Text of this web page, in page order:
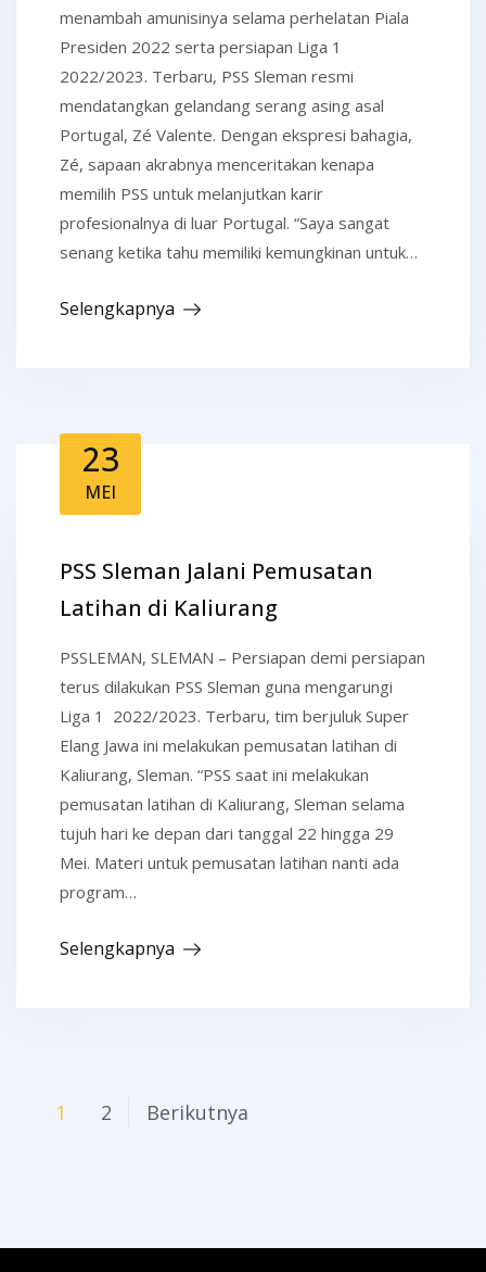
menambah amunisinya selama perhelatan Piala
Presiden 2022 serta persiapan Liga 1
2022/2023. Terbaru, PSS Sleman resmi
mendatangkan gelandang serang asing asal
Portugal, Zé Valente. Dengan ekspresi bahagia,
Zé, sapaan akrabnya menceritakan kenapa
memilih PSS untuk melanjutkan karir
profesionalnya di luar Portugal. “Saya sangat
senang ketika tahu memiliki kemungkinan untuk…
Selengkapnya
23
MEI
PSS Sleman Jalani Pemusatan
Latihan di Kaliurang
PSSLEMAN, SLEMAN – Persiapan demi persiapan
terus dilakukan PSS Sleman guna mengarungi
Liga 1 2022/2023. Terbaru, tim berjuluk Super
Elang Jawa ini melakukan pemusatan latihan di
Kaliurang, Sleman. “PSS saat ini melakukan
pemusatan latihan di Kaliurang, Sleman selama
tujuh hari ke depan dari tanggal 22 hingga 29
Mei. Materi untuk pemusatan latihan nanti ada
program…
Selengkapnya
Navigasi
1 2 Berikutnya